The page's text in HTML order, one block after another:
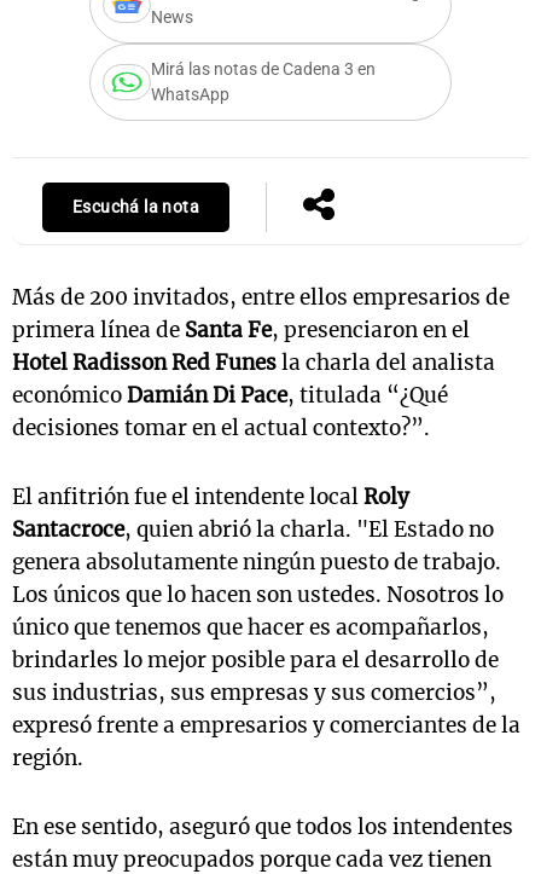
News
Mirá las notas de Cadena 3 en
WhatsApp
Escuchá la nota
Más de 200 invitados, entre ellos empresarios de
primera línea de Santa Fe, presenciaron en el
Hotel Radisson Red Funesla charla del analista
económicoDamián Di Pace, titulada “¿Qué
decisiones tomar en el actual contexto?”.
El anfitrión fue el intendente localRoly
Santacroce, quien abrió la charla. "El Estado no
genera absolutamente ningún puesto de trabajo.
Los únicos que lo hacen son ustedes. Nosotros lo
único que tenemos que hacer es acompañarlos,
brindarles lo mejor posible para el desarrollo de
sus industrias, sus empresas y sus comercios”,
expresó frente a empresarios y comerciantes de la
región.
En ese sentido, aseguró que todos los intendentes
están muy preocupados porque cada vez tienen